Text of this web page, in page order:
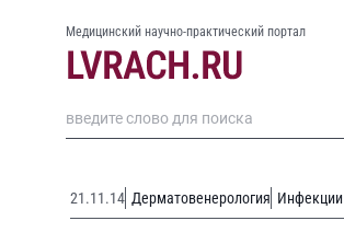
Медицинский научно-практический портал
21.11.14 Дерматовенерология Инфекции